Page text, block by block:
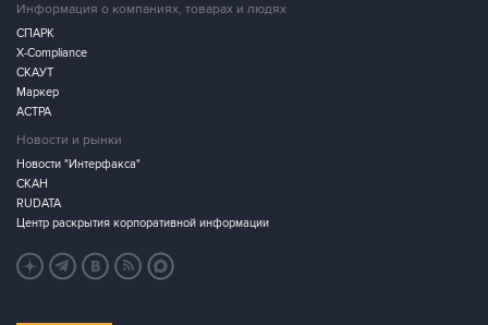
Информация о компаниях, товарах и людях
СПАРК
X-Compliance
СКАУТ
Маркер
АСТРА
Новости и рынки
Новости "Интерфакса"
СКАН
RUDATA
Центр раскрытия корпоративной информации